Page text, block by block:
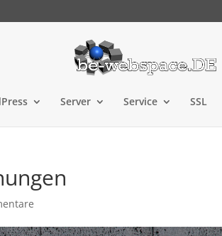
Server Service SSL